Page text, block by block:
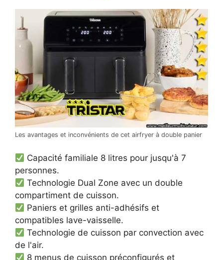
Les avantages et inconvénients de cet airfryer à double panier
Capacité familiale 8 litres pour jusqu'à 7
personnes.
Technologie Dual Zone avec un double
compartiment de cuisson.
Paniers et grilles anti-adhésifs et
compatibles lave-vaisselle.
Technologie de cuisson par convection avec
de l'air.
8 menus de cuisson préconfigurés et